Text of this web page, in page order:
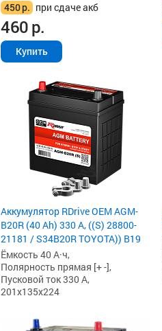
450р. при сдаче акб
460р.
Купить
Аккумулятор RDrive OEM AGM-
B20R (40 Ah) 330 А, ((S) 28800-
21181 / S34B20R TOYOTA)) B19
Ёмкость 40 А·ч,
Полярность прямая [+ -],
Пусковой ток 330 А,
201x135x224